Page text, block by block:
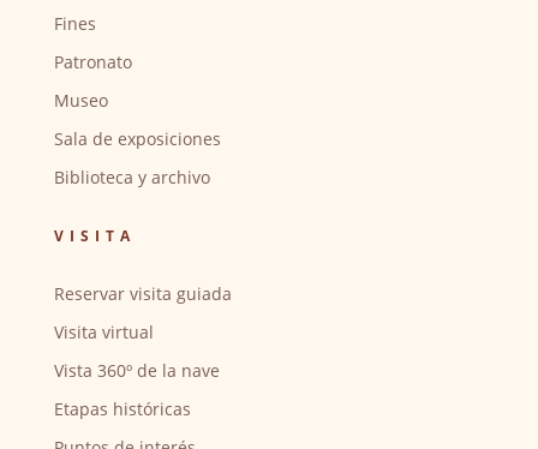
Fines
Patronato
Museo
Sala de exposiciones
Biblioteca y archivo
VISITA
Reservar visita guiada
Visita virtual
Vista 360º de la nave
Etapas históricas